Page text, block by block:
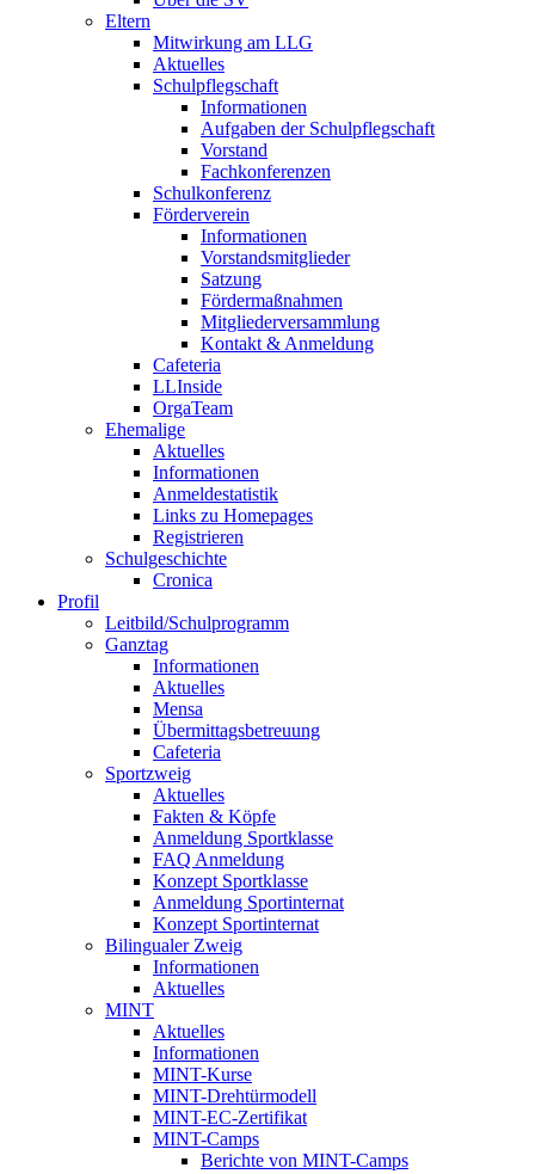
Eltern
Mitwirkung am LLG
Aktuelles
Schulpflegschaft
Informationen
Aufgaben der Schulpflegschaft
Vorstand
Fachkonferenzen
Schulkonferenz
Förderverein
Informationen
Vorstandsmitglieder
Satzung
Fördermaßnahmen
Mitgliederversammlung
Kontakt & Anmeldung
Cafeteria
LLInside
OrgaTeam
Ehemalige
Aktuelles
Informationen
Anmeldestatistik
Links zu Homepages
Registrieren
Schulgeschichte
Cronica
Profil
Leitbild/Schulprogramm
Ganztag
Informationen
Aktuelles
Mensa
Übermittagsbetreuung
Cafeteria
Sportzweig
Aktuelles
Fakten & Köpfe
Anmeldung Sportklasse
FAQ Anmeldung
Konzept Sportklasse
Anmeldung Sportinternat
Konzept Sportinternat
Bilingualer Zweig
Informationen
Aktuelles
MINT
Aktuelles
Informationen
MINT-Kurse
MINT-Drehtürmodell
MINT-EC-Zertifikat
MINT-Camps
Berichte von MINT-Camps